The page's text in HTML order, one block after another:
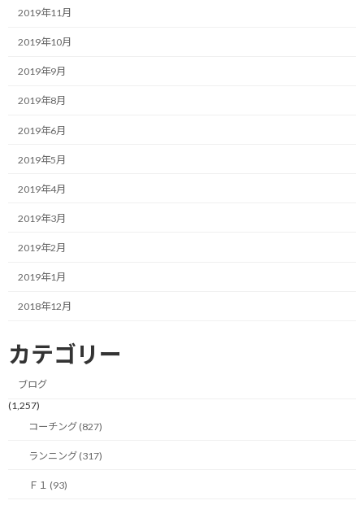
しむイメージで壁打ちを楽しめばいいや、というレベルであれば
簡単そうに映っていました。
しかし、やって見るとこれが意外と難しい。
まず、一番の難しさがボールが予想以上に弾まない事です。
でしょうか。
素人の自分にとっては壁に弾かれたボールが落ちてくるポイント
すら見極められませんでしたし、それがどういう軌道で地面から
それでも、やっていると、何となくコツが分かってきて打てるよう
振りかで使いましたが、そこそこフォアもバックハンドも自分的
には満足できました。
ところで、このスカッシュですが、自分のメイン競技であるラン
2019年11月
2019年10月
2019年9月
2019年8月
2019年6月
2019年5月
2019年4月
2019年3月
2019年2月
2019年1月
2018年12月
カテゴリー
ブログ
(1,257)
コーチング (827)
ランニング (317)
Ｆ１ (93)